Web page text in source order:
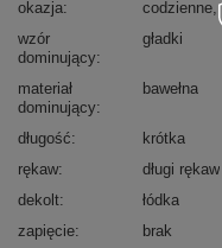
okazja
codzienne
wzór
dominujący
gładki
materiał
dominujący
bawełna
długość
krótka
rękaw
długi rękaw
dekolt
łódka
zapięcie
brak